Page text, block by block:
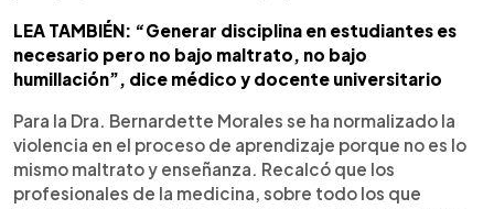
LEA TAMBIÉN: “Generar disciplina en estudiantes es
necesario pero no bajo maltrato, no bajo
humillación”, dice médico y docente universitario
Para la Dra. Bernardette Morales se ha normalizado la
violencia en el proceso de aprendizaje porque no es lo
mismo maltrato y enseñanza. Recalcó que los
profesionales de la medicina, sobre todo los que